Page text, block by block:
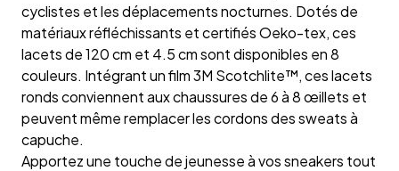
cyclistes et les déplacements nocturnes. Dotés de
matériaux réfléchissants et certifiés Oeko-tex, ces
lacets de 120 cm et 4.5 cm sont disponibles en 8
couleurs. Intégrant un film 3M Scotchlite™, ces lacets
ronds conviennent aux chaussures de 6 à 8 œillets et
peuvent même remplacer les cordons des sweats à
capuche.
Apportez une touche de jeunesse à vos sneakers tout